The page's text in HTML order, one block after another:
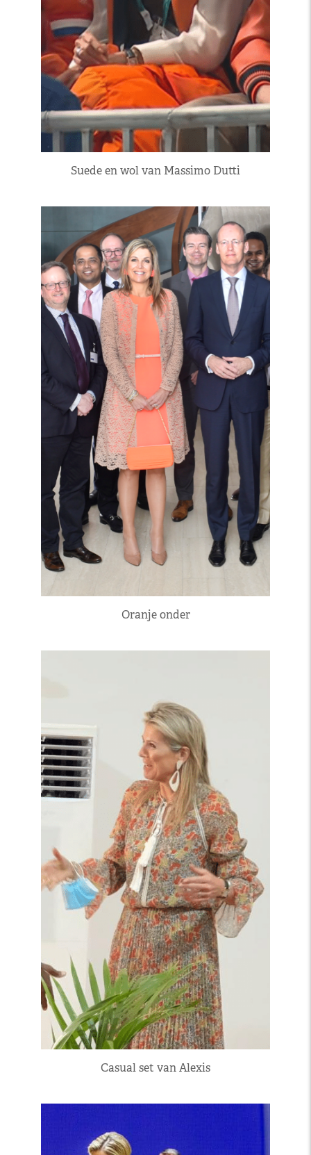
Suede en wol van Massimo Dutti
Oranje onder
Casual set van Alexis